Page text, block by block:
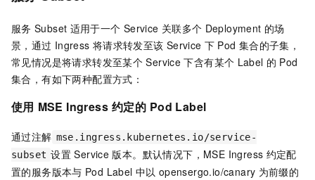
服务 Subset 适用于一个 Service 关联多个 Deployment 的场
景，通过 Ingress 将请求转发至该 Service 下 Pod 集合的子集，
常见情况是将请求转发至某个 Service 下含有某个 Label 的 Pod
集合，有如下两种配置方式：
使用 MSE Ingress 约定的 Pod Label
通过注解 mse.ingress.kubernetes.io/service-
subset 设置 Service 版本。默认情况下，MSE Ingress 约定配
置的服务版本与 Pod Label 中以 opensergo.io/canary 为前缀的